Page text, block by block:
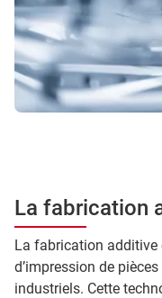
La fabrication
La fabrication additive
d’impression de
industriels. Cette